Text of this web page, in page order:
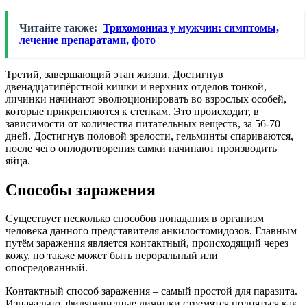
Читайте также: Трихомониаз у мужчин: симптомы,
лечение препаратами, фото
Третий, завершающий этап жизни. Достигнув
двенадцатипёрстной кишки и верхних отделов тонкой,
личинки начинают эволюционировать во взрослых особей,
которые прикрепляются к стенкам. Это происходит, в
зависимости от количества питательных веществ, за 56-70
дней. Достигнув половой зрелости, гельминты спариваются,
после чего оплодотворения самки начинают производить
яйца.
Способы заражения
Существует несколько способов попадания в организм
человека данного представителя анкилостомидозов. Главным
путём заражения является контактный, происходящий через
кожу, но также может быть пероральный или
опосредованный.
Контактный способ заражения – самый простой для паразита.